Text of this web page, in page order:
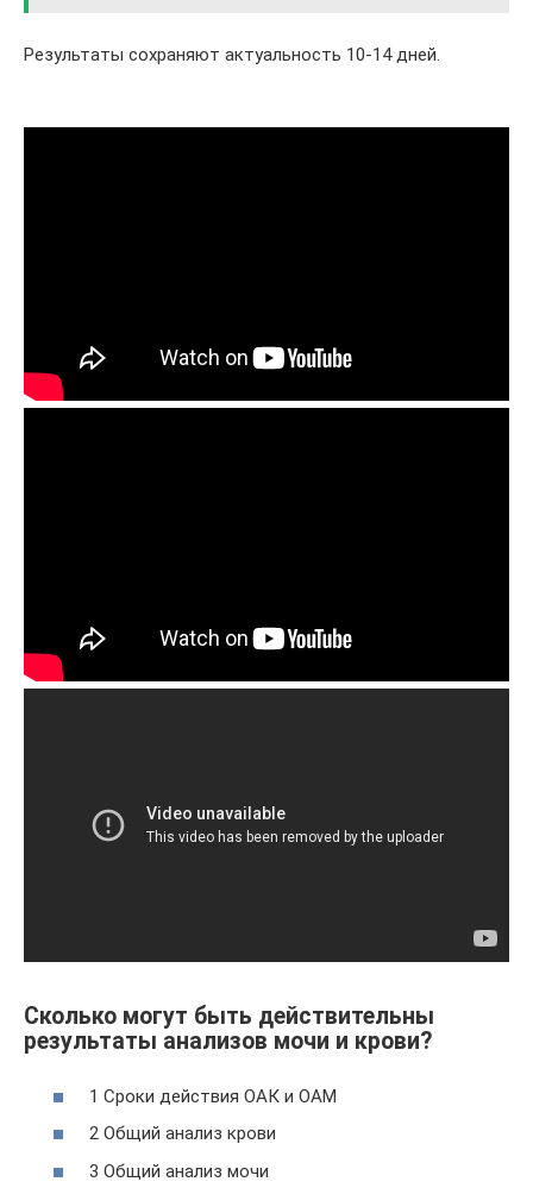
Результаты сохраняют актуальность 10-14 дней.
Сколько могут быть действительны
результаты анализов мочи и крови?
1 Сроки действия ОАК и ОАМ
2 Общий анализ крови
3 Общий анализ мочи